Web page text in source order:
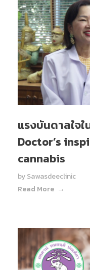
แรงบันดาลใจ
Doctor’s
cannabis
bySawasdeeclinic
Read More